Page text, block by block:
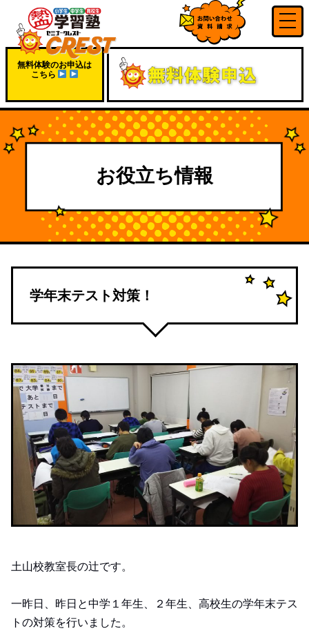
無料体験のお申込は
こちら
お役立ち情報
学年末テスト対策！
土山校教室長の辻です。
一昨日、昨日と中学１年生、２年生、高校生の学年末テス
トの対策を行いました。